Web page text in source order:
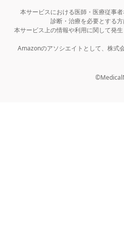
本サービスにおける医師・医療従事
診断・治療を必要とする
本サービス上の情報や利用に関して発
Amazonのアソシエイトとして、株式